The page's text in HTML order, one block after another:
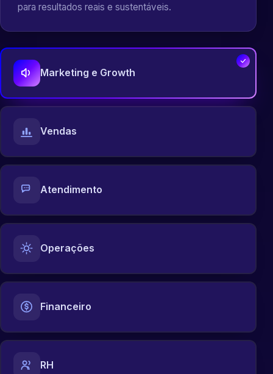
para resultados reais e sustentáveis.
Marketing e Growth
Vendas
Atendimento
Operações
Financeiro
RH